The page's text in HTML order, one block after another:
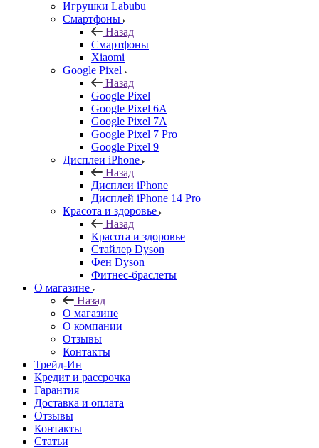
Игрушки Labubu
Смартфоны
Назад
Смартфоны
Xiaomi
Google Pixel
Назад
Google Pixel
Google Pixel 6A
Google Pixel 7А
Google Pixel 7 Pro
Google Pixel 9
Дисплеи iPhone
Назад
Дисплеи iPhone
Дисплей iPhone 14 Pro
Красота и здоровье
Назад
Красота и здоровье
Стайлер Dyson
Фен Dyson
Фитнес-браслеты
О магазине
Назад
О магазине
О компании
Отзывы
Контакты
Трейд-Ин
Кредит и рассрочка
Гарантия
Доставка и оплата
Отзывы
Контакты
Статьи